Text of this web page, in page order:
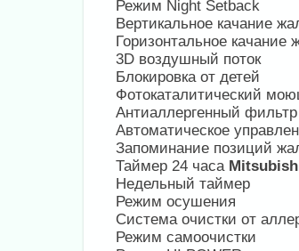
Режим Night Setback
Вертикальное качание
Горизонтальное качание
3D воздушный поток
Блокировка от детей
Фотокаталитический
Антиаллергенный фильтр
Автоматическое
Запоминание позиций
Таймер 24 часа
Недельный таймер
Режим осушения
Система очистки от
Режим самоочистки